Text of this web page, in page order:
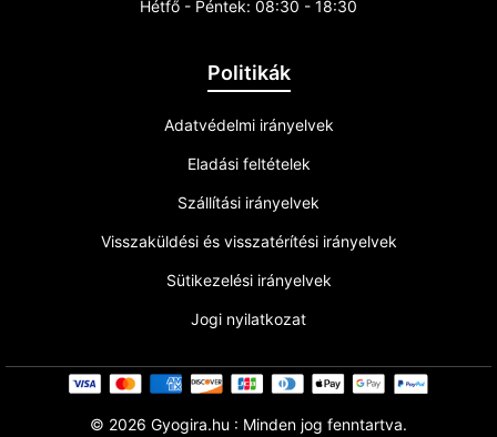
Hétfő - Péntek: 08:30 - 18:30
Politikák
Adatvédelmi irányelvek
Eladási feltételek
Szállítási irányelvek
Visszaküldési és visszatérítési irányelvek
Sütikezelési irányelvek
Jogi nyilatkozat
© 2026 Gyogira.hu : Minden jog fenntartva.